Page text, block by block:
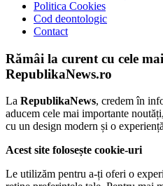
Politica Cookies
Cod deontologic
Contact
Rămâi la curent cu cele
RepublikaNews.ro
La RepublikaNews, credem în
aducem cele mai importante
cu un design modern și o
Acest site folosește cookie-uri
Le utilizăm pentru a-ți oferi o